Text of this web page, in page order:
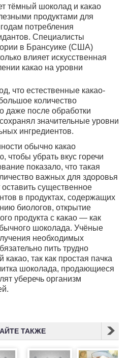
тёмный шоколад и какао
продуктами для
потребления
Специалисты
в Брансуике (США)
влияет искусственная
какао на уровни
что естественные какао-
количество
даже после обработки
значительные уровни
ингредиентов.
обычно какао
убрать вкус горечи
показало, что такая
важных для здоровья
существенное
в продуктах, содержащих
биологов, открытие
продукта с какао — как
шоколада. Учёные
необходимых
пить трудно
так как простая пачка
шоколада, продающиеся
уберечь организм
ТАКЖЕ